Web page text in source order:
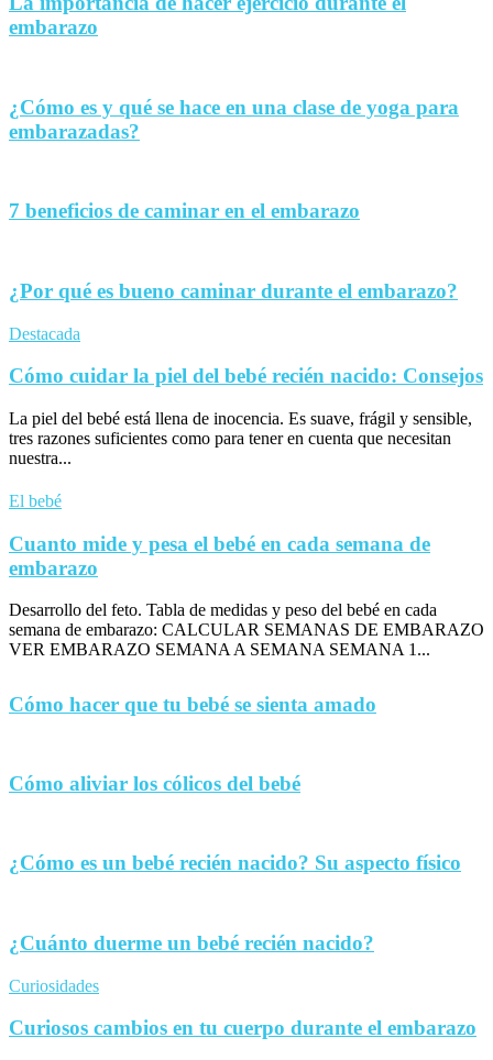
embarazo
¿Cómo es y qué se hace en una clase de yoga para
embarazadas?
7 beneficios de caminar en el embarazo
¿Por qué es bueno caminar durante el embarazo?
Destacada
Cómo cuidar la piel del bebé recién nacido: Consejos
La piel del bebé está llena de inocencia. Es suave, frágil y sensible,
tres razones suficientes como para tener en cuenta que necesitan
nuestra...
El bebé
Cuanto mide y pesa el bebé en cada semana de
embarazo
Desarrollo del feto. Tabla de medidas y peso del bebé en cada
semana de embarazo: CALCULAR SEMANAS DE EMBARAZO
VER EMBARAZO SEMANA A SEMANA SEMANA 1...
Cómo hacer que tu bebé se sienta amado
Cómo aliviar los cólicos del bebé
¿Cómo es un bebé recién nacido? Su aspecto físico
¿Cuánto duerme un bebé recién nacido?
Curiosidades
Curiosos cambios en tu cuerpo durante el embarazo